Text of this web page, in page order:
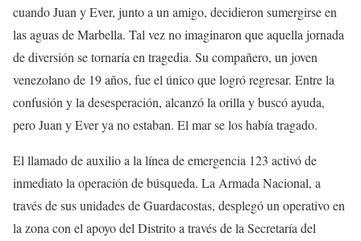
cuando Juan y Ever, junto a un amigo, decidieron sumergirse en
las aguas de Marbella. Tal vez no imaginaron que aquella jornada
de diversión se tornaría en tragedia. Su compañero, un joven
venezolano de 19 años, fue el único que logró regresar. Entre la
confusión y la desesperación, alcanzó la orilla y buscó ayuda,
pero Juan y Ever ya no estaban. El mar se los había tragado.
El llamado de auxilio a la línea de emergencia 123 activó de
inmediato la operación de búsqueda. La Armada Nacional, a
través de sus unidades de Guardacostas, desplegó un operativo en
la zona con el apoyo del Distrito a través de la Secretaría del